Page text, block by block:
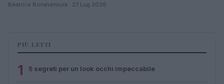
Beatrice Bonaventura · 27 Lug 2026
PIÙ LETTI
1 5 segreti per un look occhi impeccabile